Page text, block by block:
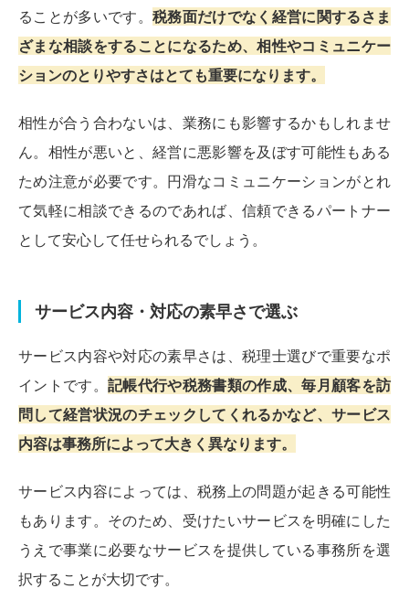
ることが多いです。 税務面だけでなく経営に関するさま
ざまな相談をすることになるため、相性やコミュニケー
ションのとりやすさはとても重要になります。
相性が合う合わないは、業務にも影響するかもしれませ
ん。相性が悪いと、経営に悪影響を及ぼす可能性もある
ため注意が必要です。円滑なコミュニケーションがとれ
て気軽に相談できるのであれば、信頼できるパートナー
として安心して任せられるでしょう。
サービス内容・対応の素早さで選ぶ
サービス内容や対応の素早さは、税理士選びで重要なポ
イントです。 記帳代行や税務書類の作成、毎月顧客を訪
問して経営状況のチェックしてくれるかなど、サービス
内容は事務所によって大きく異なります。
サービス内容によっては、税務上の問題が起きる可能性
もあります。そのため、受けたいサービスを明確にした
うえで事業に必要なサービスを提供している事務所を選
択することが大切です。